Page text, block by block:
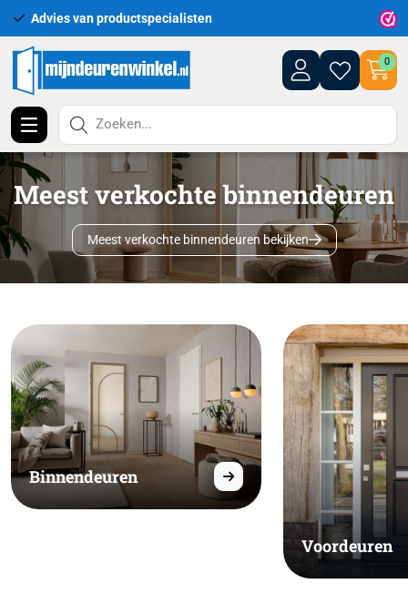
Uitgebreid assortiment uit voorraad leverbaar
0
Zoeken...
Meest verkochte binnendeuren
Meest verkochte binnendeuren bekijken
Binnendeuren
Voordeuren